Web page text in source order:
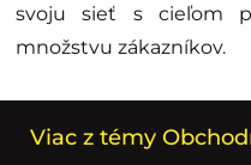
svoju sieť s cieľom
množstvu zákazníkov.
Viac z témy